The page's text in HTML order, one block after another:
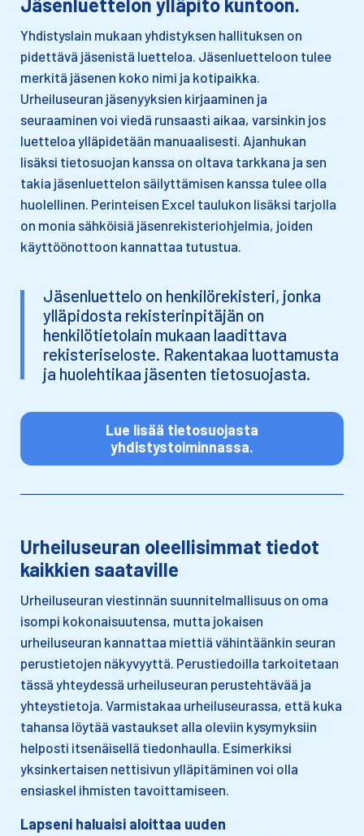
Yhdistyslain mukaan yhdistyksen hallituksen on
pidettävä jäsenistä luetteloa. Jäsenluetteloon tulee
merkitä jäsenen koko nimi ja kotipaikka.
Urheiluseuran jäsenyyksien kirjaaminen ja
seuraaminen voi viedä runsaasti aikaa, varsinkin jos
luetteloa ylläpidetään manuaalisesti. Ajanhukan
lisäksi tietosuojan kanssa on oltava tarkkana ja sen
takia jäsenluettelon säilyttämisen kanssa tulee olla
huolellinen. Perinteisen Excel taulukon lisäksi tarjolla
on monia sähköisiä jäsenrekisteriohjelmia, joiden
käyttöönottoon kannattaa tutustua.
Jäsenluettelo on henkilörekisteri, jonka
ylläpidosta rekisterinpitäjän on
henkilötietolain mukaan laadittava
rekisteriseloste. Rakentakaa luottamusta
ja huolehtikaa jäsenten tietosuojasta.
Lue lisää tietosuojasta
yhdistystoiminnassa.
Urheiluseuran oleellisimmat tiedot
kaikkien saataville
Urheiluseuran viestinnän suunnitelmallisuus on oma
isompi kokonaisuutensa, mutta jokaisen
urheiluseuran kannattaa miettiä vähintäänkin seuran
perustietojen näkyvyyttä. Perustiedoilla tarkoitetaan
tässä yhteydessä urheiluseuran perustehtävää ja
yhteystietoja. Varmistakaa urheiluseurassa, että kuka
tahansa löytää vastaukset alla oleviin kysymyksiin
helposti itsenäisellä tiedonhaulla. Esimerkiksi
yksinkertaisen nettisivun ylläpitäminen voi olla
ensiaskel ihmisten tavoittamiseen.
Lapseni haluaisi aloittaa uuden